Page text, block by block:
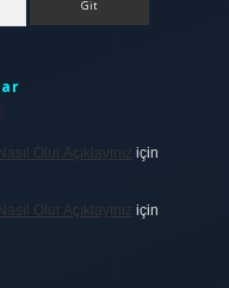
Olur Açıklayınız için
Olur Açıklayınız için